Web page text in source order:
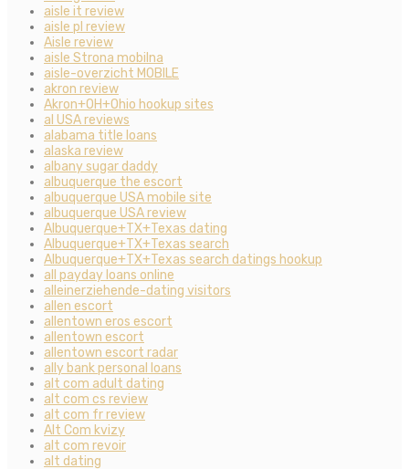
aisle it review
aisle pl review
Aisle review
aisle Strona mobilna
aisle-overzicht MOBILE
akron review
Akron+OH+Ohio hookup sites
al USA reviews
alabama title loans
alaska review
albany sugar daddy
albuquerque the escort
albuquerque USA mobile site
albuquerque USA review
Albuquerque+TX+Texas dating
Albuquerque+TX+Texas search
Albuquerque+TX+Texas search datings hookup
all payday loans online
alleinerziehende-dating visitors
allen escort
allentown eros escort
allentown escort
allentown escort radar
ally bank personal loans
alt com adult dating
alt com cs review
alt com fr review
Alt Com kvizy
alt com revoir
alt dating